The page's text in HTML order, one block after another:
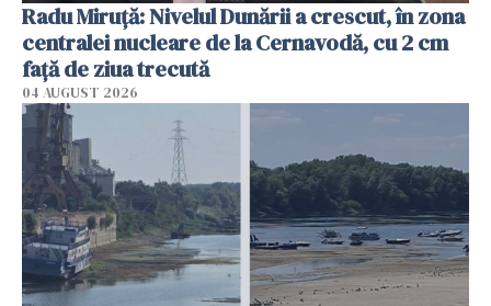
Radu Miruţă: Nivelul Dunării a crescut, în zona
centralei nucleare de la Cernavodă, cu 2 cm
faţă de ziua trecută
04 AUGUST 2026